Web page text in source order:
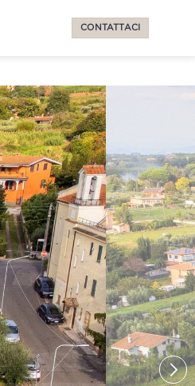
CONTATTACI